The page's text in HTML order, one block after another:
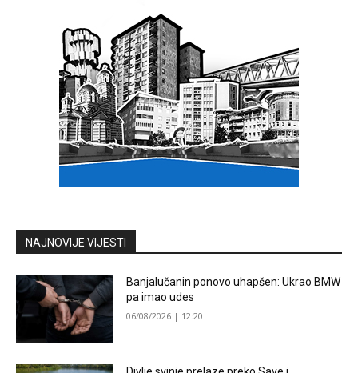
NAJNOVIJE VIJESTI
Banjalučanin ponovo uhapšen: Ukrao BMW
pa imao udes
06/08/2026 | 12:20